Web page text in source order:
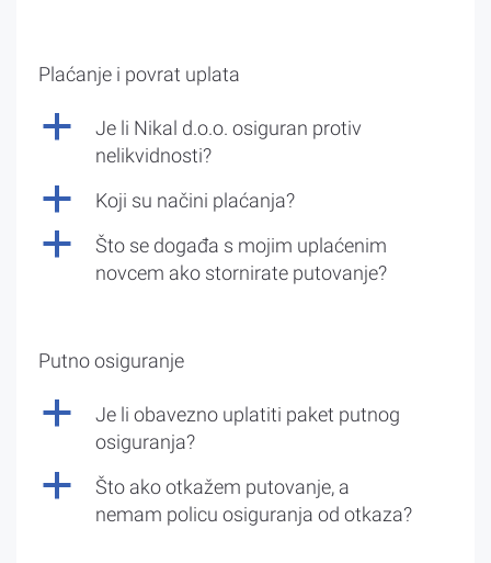
Plaćanje i povrat uplata
a
Je li Nikal d.o.o. osiguran protiv
nelikvidnosti?
a Koji su načini plaćanja?
a
Što se događa s mojim uplaćenim
novcem ako stornirate putovanje?
Putno osiguranje
a
Je li obavezno uplatiti paket putnog
osiguranja?
a
Što ako otkažem putovanje, a
nemam policu osiguranja od otkaza?